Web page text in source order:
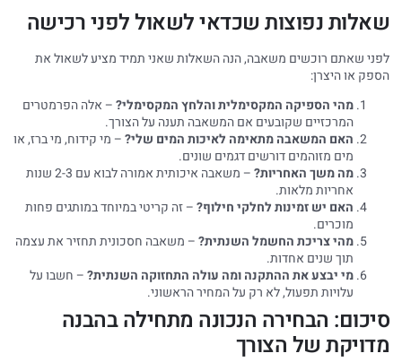
שאלות נפוצות שכדאי לשאול לפני רכישה
לפני שאתם רוכשים משאבה, הנה השאלות שאני תמיד מציע לשאול את
הספק או היצרן:
מהי הספיקה המקסימלית והלחץ המקסימלי?– אלה הפרמטרים
המרכזיים שקובעים אם המשאבה תענה על הצורך.
האם המשאבה מתאימה לאיכות המים שלי?– מי קידוח, מי ברז, או
מים מזוהמים דורשים דגמים שונים.
מה משך האחריות?
– משאבה איכותית אמורה לבוא עם 2-3 שנות
אחריות מלאות.
האם יש זמינות לחלקי חילוף?– זה קריטי במיוחד במותגים פחות
מוכרים.
מהי צריכת החשמל השנתית?– משאבה חסכונית תחזיר את עצמה
תוך שנים אחדות.
מי יבצע את ההתקנה ומה עולה התחזוקה השנתית?– חשבו על
עלויות תפעול, לא רק על המחיר הראשוני.
סיכום: הבחירה הנכונה מתחילה בהבנה
מדויקת של הצורך